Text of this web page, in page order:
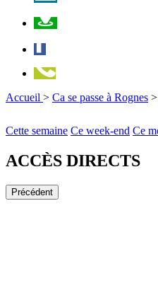
Accueil > Ca se passe à Rognes >
Cette semaine Ce week-end Ce
ACCÈS DIRECTS
Précédent